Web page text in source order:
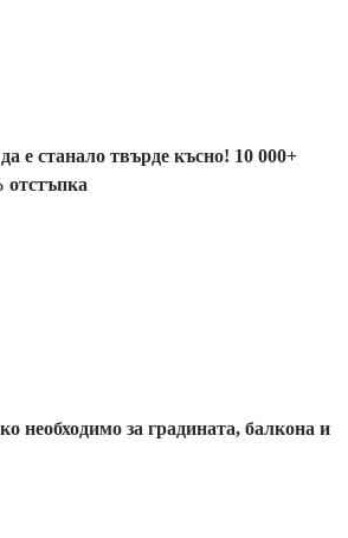
е станало твърде късно! 10 000+
отстъпка
необходимо за градината, балкона и